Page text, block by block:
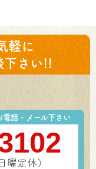
軽に
下さい!!
話・メール下さい
曜定休）